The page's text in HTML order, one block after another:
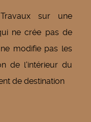
sur une
ne crée pas de
modifie pas les
de l'intérieur du
de destination